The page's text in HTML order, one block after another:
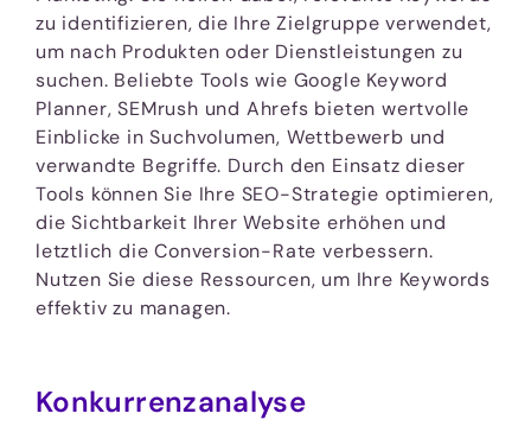
zu identifizieren, die Ihre Zielgruppe verwendet,
um nach Produkten oder Dienstleistungen zu
suchen. Beliebte Tools wie Google Keyword
Planner, SEMrush und Ahrefs bieten wertvolle
Einblicke in Suchvolumen, Wettbewerb und
verwandte Begriffe. Durch den Einsatz dieser
Tools können Sie Ihre SEO-Strategie optimieren,
die Sichtbarkeit Ihrer Website erhöhen und
letztlich die Conversion-Rate verbessern.
Nutzen Sie diese Ressourcen, um Ihre Keywords
effektiv zu managen.
Konkurrenzanalyse